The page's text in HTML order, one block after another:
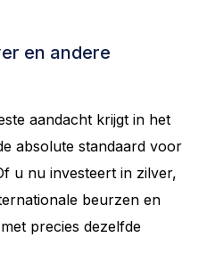
en andere
aandacht krijgt in het
absolute standaard voor
u nu investeert in zilver,
beurzen en
precies dezelfde